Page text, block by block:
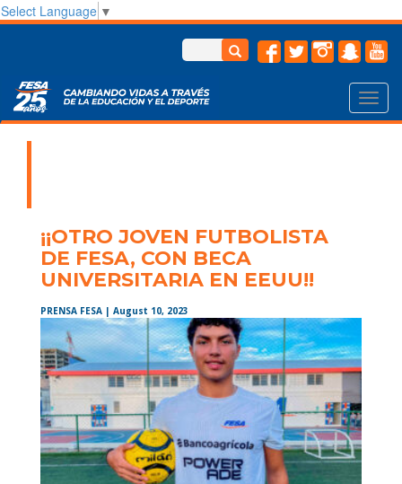
Select Language ▼
¡¡OTRO JOVEN FUTBOLISTA
DE FESA, CON BECA
UNIVERSITARIA EN EEUU!!
PRENSA FESA | August 10, 2023